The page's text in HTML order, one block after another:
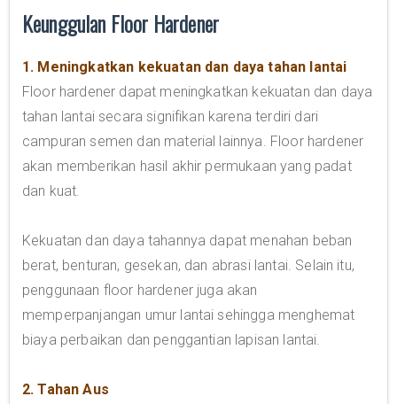
Keunggulan Floor Hardener
1. Meningkatkan kekuatan dan daya tahan lantai
Floor hardener dapat meningkatkan kekuatan dan daya
tahan lantai secara signifikan karena terdiri dari
campuran semen dan material lainnya. Floor hardener
akan memberikan hasil akhir permukaan yang padat
dan kuat.
Kekuatan dan daya tahannya dapat menahan beban
berat, benturan, gesekan, dan abrasi lantai. Selain itu,
penggunaan floor hardener juga akan
memperpanjangan umur lantai sehingga menghemat
biaya perbaikan dan penggantian lapisan lantai.
2. Tahan Aus